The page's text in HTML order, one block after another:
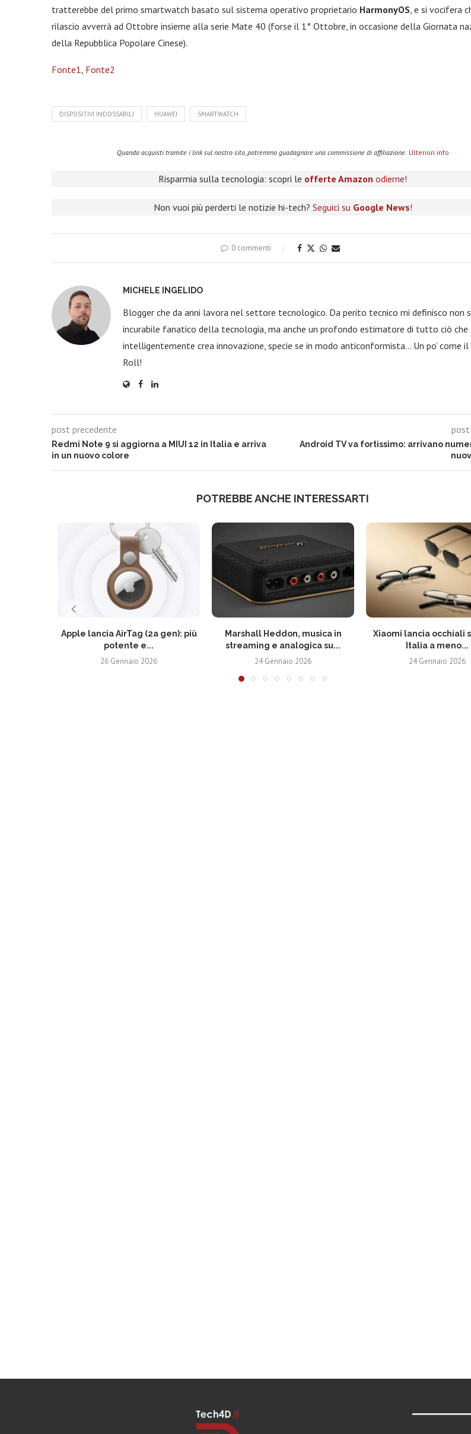
tratterebbe del primo smartwatch basato sul sistema operativo proprietario HarmonyOS , e si vocifera
rilascio avverrà ad Ottobre insieme alla serie Mate 40 (forse il 1° Ottobre, in occasione della Giornata
della Repubblica Popolare Cinese).
Fonte1 Fonte2
DISPOSITIVI INDOSSABILI HUAWEI SMARTWATCH
Quando acquisti tramite i link sul nostro sito, potremmo guadagnare una commissione di affiliazione. Ulteriori info
Risparmia sulla tecnologia: scopri le offerte Amazon odierne!
Non vuoi più perderti le notizie hi-tech? Seguici su Google News!
0 commenti
MICHELE INGELIDO
Blogger che da anni lavora nel settore tecnologico. Da perito tecnico mi definisco non
incurabile fanatico della tecnologia, ma anche un profondo estimatore di tutto ciò che
intelligentemente crea innovazione, specie se in modo anticonformista… Un po’ come il
Roll!
post precedente
Redmi Note 9 si aggiorna a MIUI 12 in Italia e arriva
in un nuovo colore
post
Android TV va fortissimo: arrivano
POTREBBE ANCHE INTERESSARTI
Apple lancia AirTag (2a gen): più
potente e...
26 Gennaio 2026
Marshall Heddon, musica in
streaming e analogica su...
24 Gennaio 2026
Xiaomi lancia occhiali
Italia a meno...
24 Gennaio 2026